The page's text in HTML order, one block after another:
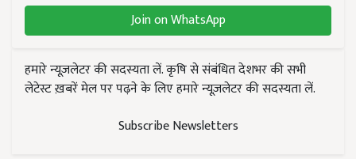
Join on WhatsApp
हमारे न्यूज़लेटर की सदस्यता लें. कृषि से संबंधित देशभर की सभी
लेटेस्ट ख़बरें मेल पर पढ़ने के लिए हमारे न्यूज़लेटर की सदस्यता लें.
Subscribe Newsletters